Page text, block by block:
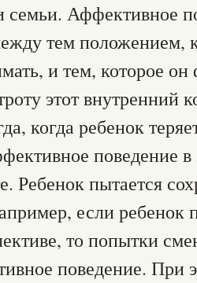
семьи. Аффективное
тем положением,
и тем, которое
этот внутренний
когда ребенок
поведение в
Ребенок пытается
если ребенок
то попытки
поведение. При